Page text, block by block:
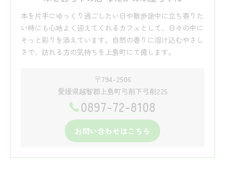
本を片手にゆっくり過ごしたい日や散歩途中に立ち寄りた
い時にも心地よく迎えてくれるカフェとして、日々の中に
そっと彩りを添えています。自然の香りに溶け込むやさし
さで、訪れる方の気持ちを上島町にて癒します。
〒794-2506
愛媛県越智郡上島町弓削下弓削225
0897-72-8108
お問い合わせはこちら